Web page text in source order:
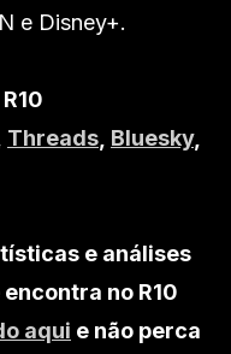
e Disney+.
Threads Bluesky,
e análises
no R10
aqui e não perca